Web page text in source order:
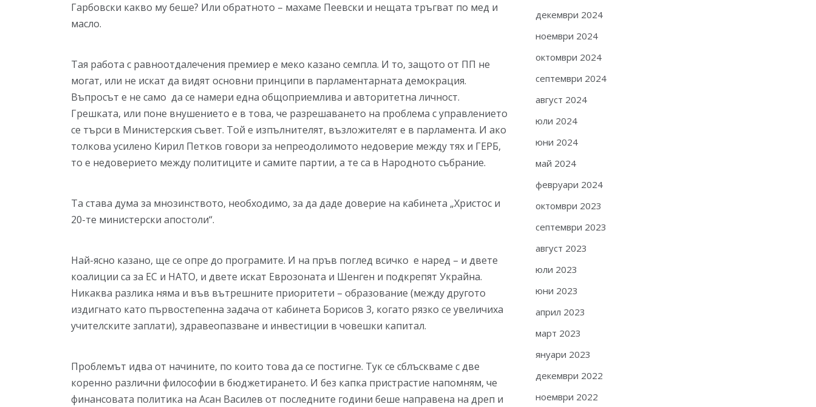
Гарбовски какво му беше? Или обратното – махаме Пеевски и нещата тръгват по мед и
масло.
Тая работа с равноотдалечения премиер е меко казано семпла. И то, защото от ПП не
могат, или не искат да видят основни принципи в парламентарната демокрация.
Въпросът е не само да се намери една общоприемлива и авторитетна личност.
Грешката, или поне внушението е в това, че разрешаването на проблема с управлението
се търси в Министерския съвет. Той е изпълнителят, възложителят е в парламента. И ако
толкова усилено Кирил Петков говори за непреодолимото недоверие между тях и ГЕРБ,
то е недоверието между политиците и самите партии, а те са в Народното събрание.
Та става дума за мнозинството, необходимо, за да даде доверие на кабинета „Христос и
20-те министерски апостоли“.
Най-ясно казано, ще се опре до програмите. И на пръв поглед всичко е наред – и двете
коалиции са за ЕС и НАТО, и двете искат Еврозоната и Шенген и подкрепят Украйна.
Никаква разлика няма и във вътрешните приоритети – образование (между другото
издигнато като първостепенна задача от кабинета Борисов 3, когато рязко се увеличиха
учителските заплати), здравеопазване и инвестиции в човешки капитал.
Проблемът идва от начините, по които това да се постигне. Тук се сблъскваме с две
коренно различни философии в бюджетирането. И без капка пристрастие напомням, че
финансовата политика на Асан Василев от последните години беше направена на дреп и
декември 2024
ноември 2024
октомври 2024
септември 2024
август 2024
юли 2024
юни 2024
май 2024
февруари 2024
октомври 2023
септември 2023
август 2023
юли 2023
юни 2023
април 2023
март 2023
януари 2023
декември 2022
ноември 2022